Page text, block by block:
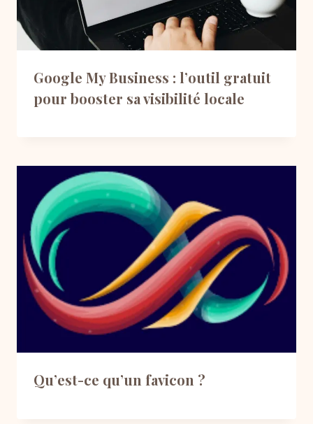
Google My Business : l’outil gratuit
pour booster sa visibilité locale
Qu’est-ce qu’un favicon ?